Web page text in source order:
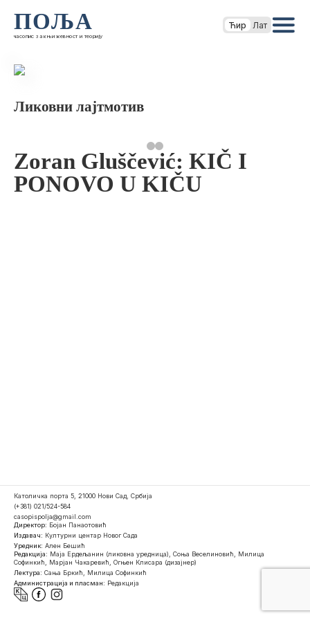
ПОЉА
часопис за књижевност и теорију
Ћир Лат
Ликовни лајтмотив
Zoran Gluščević: KIČ I
PONOVO U KIČU
Католичка порта 5, 21000 Нови Сад, Србија
(+381) 021/524-584
casopispolja@gmail.com
Директор: Бојан Панаотовић
Издавач: Културни центар Новог Сада
Уредник: Ален Бешић
Редакција: Маја Ердељанин (ликовна уредница), Соња Веселиновић, Милица
Софинкић, Марјан Чакаревић, Огњен Клисара (дизајнер)
Лектура: Сања Бркић, Милица Софинкић
Администрација и пласман: Редакција